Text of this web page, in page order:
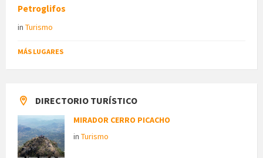
Petroglifos
in Turismo
MÁS LUGARES
DIRECTORIO TURÍSTICO
MIRADOR CERRO PICACHO
in Turismo